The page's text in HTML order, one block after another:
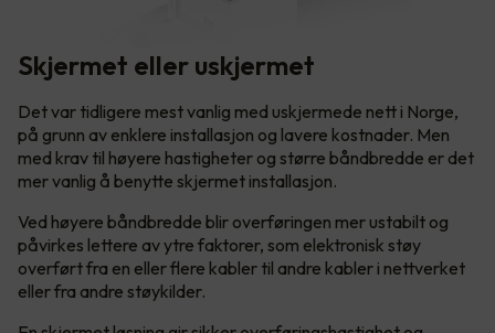
Skjermet eller uskjermet
Det var tidligere mest vanlig med uskjermede nett i Norge,
på grunn av enklere installasjon og lavere kostnader. Men
med krav til høyere hastigheter og større båndbredde er det
mer vanlig å benytte skjermet installasjon.
Ved høyere båndbredde blir overføringen mer ustabilt og
påvirkes lettere av ytre faktorer, som elektronisk støy
overført fra en eller flere kabler til andre kabler i nettverket
eller fra andre støykilder.